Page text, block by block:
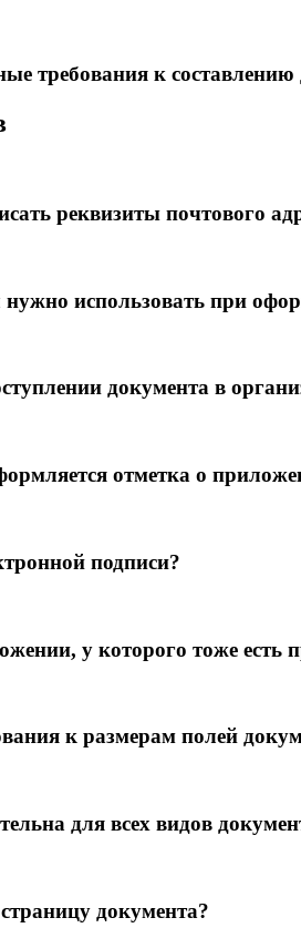
требования к
реквизиты почтового
использовать при
документа в
отметка о
подписи?
у которого тоже есть
к размерам полей
для всех видов
документа?